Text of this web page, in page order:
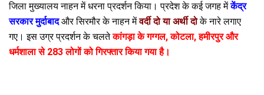
जिला मुख्यालय नाहन में धरना प्रदर्शन किया। प्रदेश के कई जगह मेंकेंद्र
सरकार मुर्दाबादऔर सिरमौर के नाहन मेंवर्दी दो या अर्थी दोके नारे लगाए
गए। इस उग्र प्रदर्शन के चलतेकांगड़ा के गग्गल, कोटला, हमीरपुर और
धर्मशाला से 283 लोगों को गिरफ्तार किया गया है।